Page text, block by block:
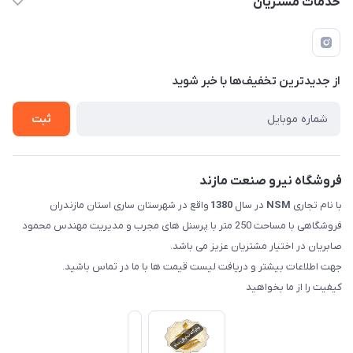
عبوری 32 فروشگاه نیرو صنعت مازند (صابریان)
لیست محصولات
درباره ما
قوانین و مقررات
حریم خصوصی
راهنما
از جدید‌ترین تخفیف‌ها با‌ خبر شوید
ثبت
فروشگاه نیرو صنعت مازند
با نام تجاری NSM در سال 1380 واقع در شهرستان ساری استان مازندران
فروشگاهی با مساحت 250 متر با پرسنل های مجرب و مدیریت مهندس محمود
صابریان در اختیار مشتریان عزیز می باشد.
جهت اطلاعات بیشتر و دریافت لیست قیمت ها با ما در تماس باشید.
کیفیت را از ما بخواهید